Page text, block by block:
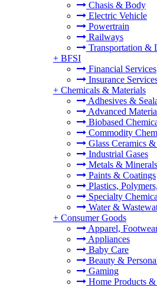
Chasis & Body
Electric Vehicle
Powertrain
Railways
Transportation &
+ BFSI
Financial Services
Insurance
+ Chemicals & Materials
Adhesives &
Advanced
Biobased
Commodity
Glass Ceramics
Industrial Gases
Metals & Minerals
Paints & Coatings
Plastics,
Specialty
Water &
+ Consumer Goods
Apparel,
Appliances
Baby Care
Beauty &
Gaming
Home Products